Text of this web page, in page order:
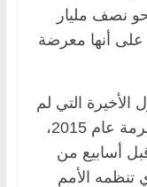
نصف مليار
أنها معرضة
التي لم
تصادق بعد على اتفاقية باريس المبرمة عام 2015،
أسابيع من
المناخ “كوب26” الذي تنظمه الأمم